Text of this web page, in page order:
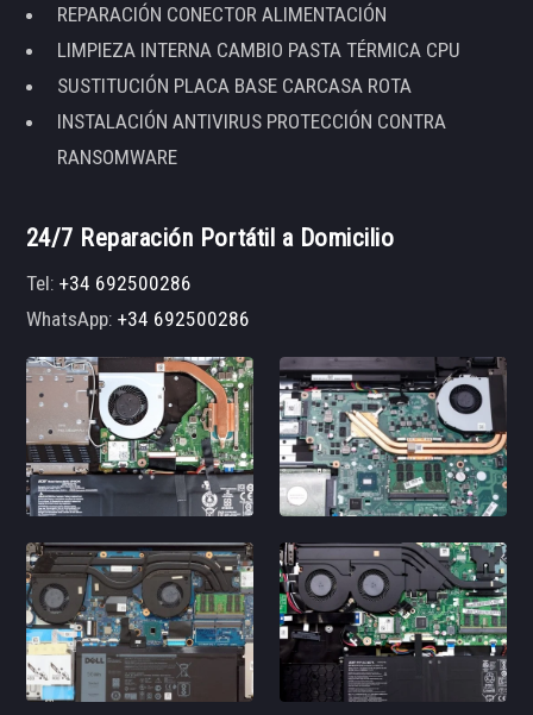
REPARACIÓN CONECTOR ALIMENTACIÓN
LIMPIEZA INTERNA CAMBIO PASTA TÉRMICA CPU
SUSTITUCIÓN PLACA BASE CARCASA ROTA
INSTALACIÓN ANTIVIRUS PROTECCIÓN CONTRA
RANSOMWARE
24/7 Reparación Portátil a Domicilio
Tel:+34 692500286
WhatsApp:+34 692500286